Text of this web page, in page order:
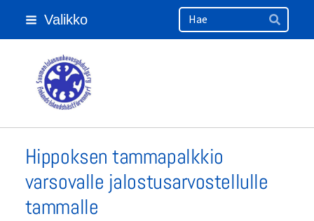
Siirry
Valikko Haku
Hae
Suomen Islanninhevosyhdistys ry
Hippoksen tammapalkkio
varsovalle jalostusarvostellulle
tammalle